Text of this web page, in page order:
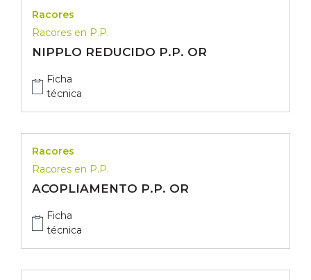
Racores
Racores en P.P.
NIPPLO REDUCIDO P.P. OR
Ficha
técnica
Racores
Racores en P.P.
ACOPLIAMENTO P.P. OR
Ficha
técnica